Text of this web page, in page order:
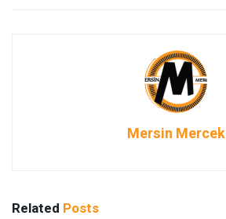
Mersin Mercek
Related Posts